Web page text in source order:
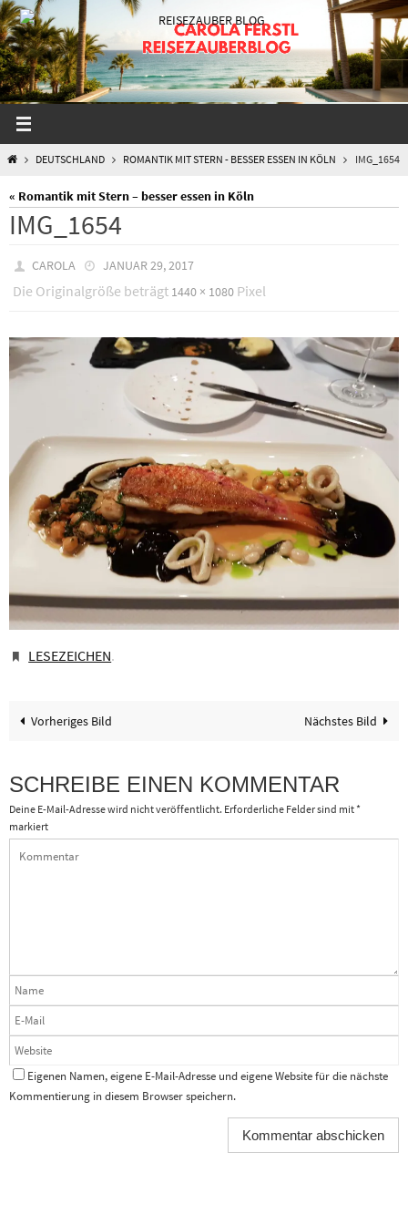
Zum
Inhalt
springen
STARTDEUTSCHLAND ROMANTIK MIT STERN - BESSER ESSEN IN KÖLN IMG_1654
« Romantik mit Stern – besser essen in Köln
IMG_1654
CAROLA JANUAR 29, 2017
Die Originalgröße beträgt 1440 × 1080 Pixel
LESEZEICHEN.
Vorheriges Bild Nächstes Bild
SCHREIBE EINEN KOMMENTAR
Deine E-Mail-Adresse wird nicht veröffentlicht. Erforderliche Felder sind mit*
markiert
Eigenen Namen, eigene E-Mail-Adresse und eigene Website für die nächste
Kommentierung in diesem Browser speichern.